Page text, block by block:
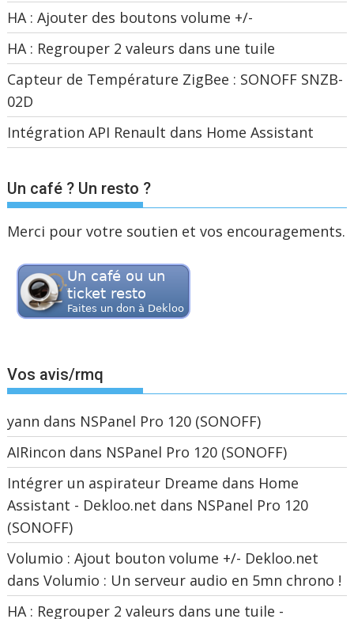
HA : Ajouter des boutons volume +/-
HA : Regrouper 2 valeurs dans une tuile
Capteur de Température ZigBee : SONOFF SNZB-
02D
Intégration API Renault dans Home Assistant
Un café ? Un resto ?
Merci pour votre soutien et vos encouragements.
Vos avis/rmq
yann dans NSPanel Pro 120 (SONOFF)
AIRincon dans NSPanel Pro 120 (SONOFF)
Intégrer un aspirateur Dreame dans Home
Assistant - Dekloo.net dans NSPanel Pro 120
(SONOFF)
Volumio : Ajout bouton volume +/- Dekloo.net
dansVolumio : Un serveur audio en 5mn chrono !
HA : Regrouper 2 valeurs dans une tuile -